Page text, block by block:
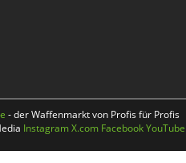
- der Waffenmarkt von Profis für Profis
InstagramX.com FacebookYouTube